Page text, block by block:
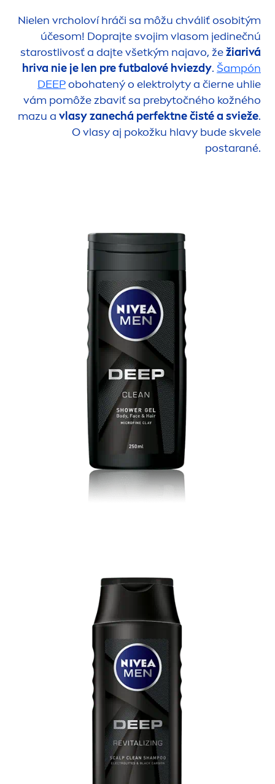
Nielen vrcholoví hráči sa môžu chváliť osobitým
účesom! Doprajte svojim vlasom jedinečnú
starostlivosť a dajte všetkým najavo, žežiarivá
hriva nie je len pre futbalové hviezdy. Šampón
DEEPobohatený o elektrolyty a čierne uhlie
vám pomôže zbaviť sa prebytočného kožného
mazu a vlasy zanechá perfektne čisté a svieže.
O vlasy aj pokožku hlavy bude skvele
postarané.